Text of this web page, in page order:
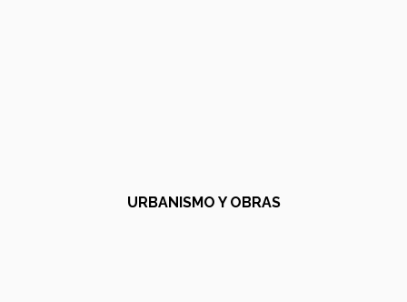
URBANISMO Y OBRAS